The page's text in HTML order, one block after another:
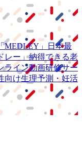
「MEDLEY」
日本最
レー」納得できる老
ライン動画研修サー
向け生理予測・妊活